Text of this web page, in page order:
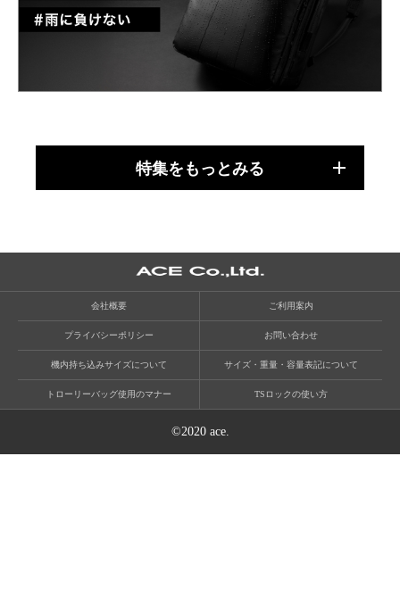
特集をもっとみる
会社概要 ご利用案内
プライバシーポリシー お問い合わせ
機内持ち込みサイズについて サイズ・重量・容量表記について
トローリーバッグ使用のマナー TSロックの使い方
©2020 ace.